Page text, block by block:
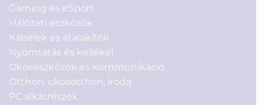
Gaming és eSport
Hálózati eszközök
Kábelek és átalakítók
Nyomtatás és kellékei
Okoseszközök és kommunikáció
Otthon, okosotthon, iroda
PC alkatrészek